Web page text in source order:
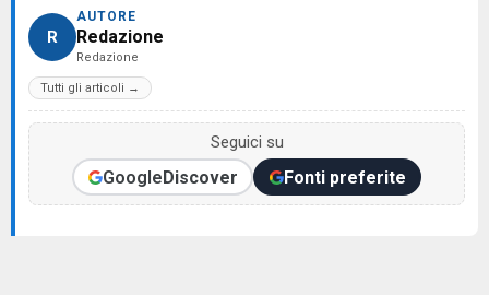
R
AUTORE
Redazione
Redazione
Tutti gli articoli →
Seguici su
GoogleDiscover Fonti preferite